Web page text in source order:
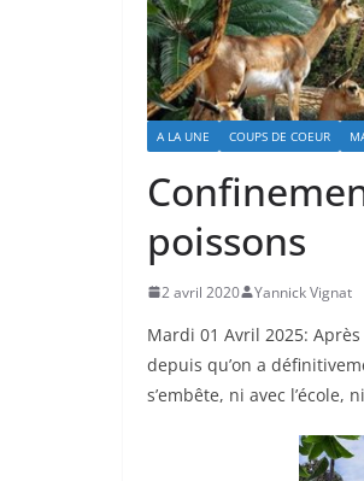
A LA UNE COUPS DE COEUR
poissons
2 avril 2020 Yannick Vignat
Mardi 01 Avril 2025:
depuis qu’on a
s’embête, ni avec l’école,